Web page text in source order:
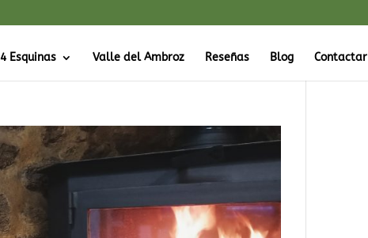
Esquinas Valle del Ambroz Reseñas Blog Contactar